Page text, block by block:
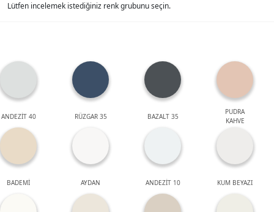
Lütfen incelemek istediğiniz renk grubunu seçin.
ANDEZİT 40 RÜZGAR 35 BAZALT 35
PUDRA
KAHVE
BADEMİ AYDAN ANDEZİT 10 KUM BEYAZI